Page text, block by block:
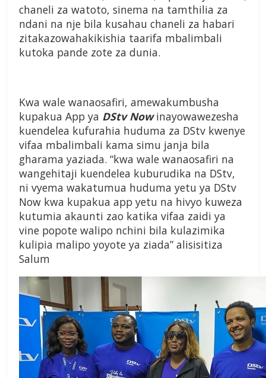
chaneli za watoto, sinema na tamthilia za
ndani na nje bila kusahau chaneli za habari
zitakazowahakikishia taarifa mbalimbali
kutoka pande zote za dunia.
Kwa wale wanaosafiri, amewakumbusha
kupakua App ya DStv Nowinayowawezesha
kuendelea kufurahia huduma za DStv kwenye
vifaa mbalimbali kama simu janja bila
gharama yaziada. “kwa wale wanaosafiri na
wangehitaji kuendelea kuburudika na DStv,
ni vyema wakatumua huduma yetu ya DStv
Now kwa kupakua app yetu na hivyo kuweza
kutumia akaunti zao katika vifaa zaidi ya
vine popote walipo nchini bila kulazimika
kulipia malipo yoyote ya ziada” alisisitiza
Salum